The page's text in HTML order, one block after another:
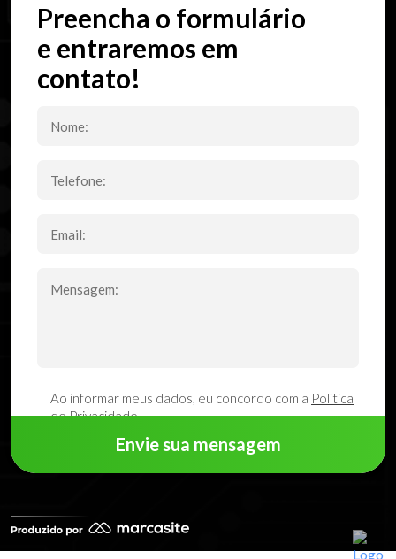
Preencha o formulário
e entraremos em
contato!
Ao informar meus dados, eu concordo com a Política
de Privacidade